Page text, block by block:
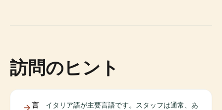
訪問のヒント
言
イタリア語が主要言語です。スタッフは通常、あ